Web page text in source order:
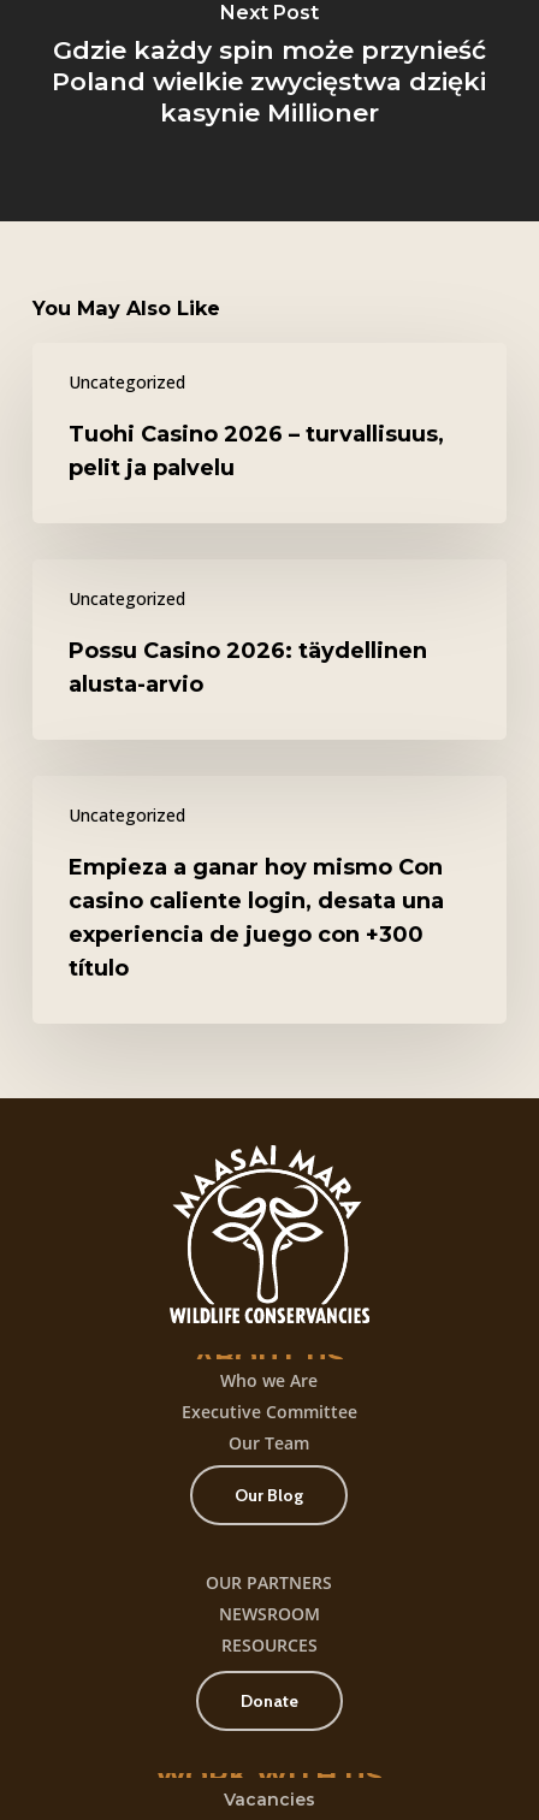
Next Post
Gdzie każdy spin może przynieść
Poland wielkie zwycięstwa dzięki
kasynie Millioner
You May Also Like
Uncategorized
Casino
turvallisuus,
Tuohi Casino 2026 – turvallisuus,
pelit ja palvelu
Uncategorized
Casino
alusta-
Possu Casino 2026: täydellinen
alusta-arvio
Uncategorized
mismo
casino
una
Empieza a ganar hoy mismo Con
casino caliente login, desata una
experiencia de juego con +300
título
ABOUT US
Who we Are
Executive Committee
Our Team
Our Blog
OUR PARTNERS
NEWSROOM
RESOURCES
Donate
WORK WITH US
Vacancies